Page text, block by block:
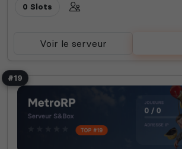
0 Slots
Voir le serveur
#19